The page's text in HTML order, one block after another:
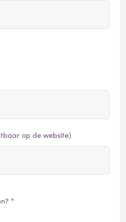
op de website)
*